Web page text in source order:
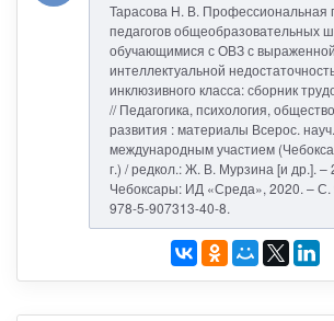
Тарасова Н. В. Профессиональная
педагогов общеобразовательных
обучающимися с ОВЗ с выраженной
интеллектуальной
инклюзивного класса: сборник
// Педагогика, психология,
развития : материалы Всерос.
международным участием
г.) / редкол.: Ж. В. Мурзина [и др.]. –
Чебоксары: ИД «Среда», 2020. – С.
978-5-907313-40-8.